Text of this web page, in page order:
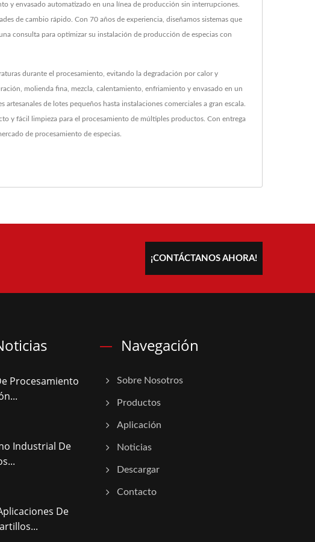
y envasado automatizado en una línea de producción sin interrupciones.
de cambio rápido. Con 70 años de experiencia, diseñamos sistemas que
consulta para optimizar su instalación de producción de especias con
durante el procesamiento, evitando la degradación por calor y
molienda fina, mezcla, calentamiento, enfriamiento y envasado en un
de lotes pequeños hasta instalaciones comerciales a gran escala.
y fácil limpieza para el procesamiento de múltiples productos. Con entrega
de procesamiento de especias.
¡CONTÁCTANOS AHORA!
Procesamiento
Industrial De
De
Navegación
Sobre Nosotros
Productos
Aplicación
Noticias
Descargar
Contacto